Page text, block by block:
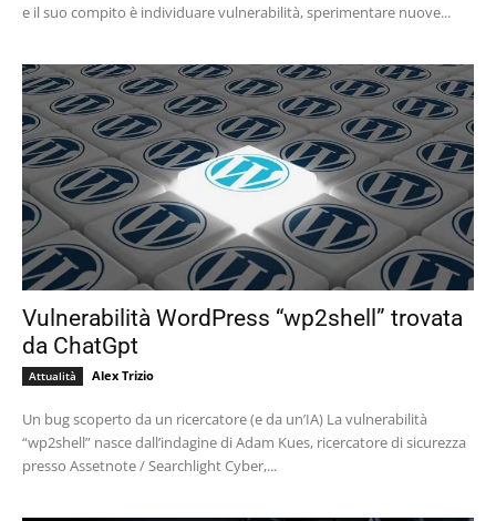
e il suo compito è individuare vulnerabilità, sperimentare nuove...
Vulnerabilità WordPress “wp2shell” trovata
da ChatGpt
Attualità Alex Trizio
Un bug scoperto da un ricercatore (e da un’IA) La vulnerabilità
“wp2shell” nasce dall’indagine di Adam Kues, ricercatore di sicurezza
presso Assetnote / Searchlight Cyber,...